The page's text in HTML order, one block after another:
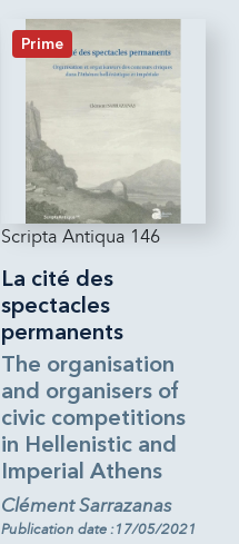
Prime
Scripta Antiqua 146
La cité des
spectacles
permanents
The organisation
and organisers of
civic competitions
in Hellenistic and
Imperial Athens
Clément Sarrazanas
Publication date :17/05/2021